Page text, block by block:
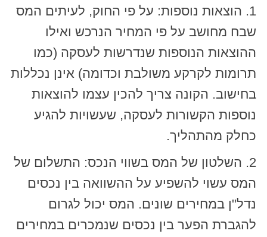
1. הוצאות נוספות: על פי החוק, לעיתים המס
שבח מחושב על פי המחיר הנרכש ואילו
ההוצאות הנוספות שנדרשות לעסקה (כמו
תרומות לקרקע משולבת וכדומה) אינן נכללות
בחישוב. הקונה צריך להכין עצמו להוצאות
נוספות הקשורות לעסקה, שעשויות להגיע
כחלק מהתהליך.
2. השלטון של המס בשווי הנכס: התשלום של
המס עשוי להשפיע על ההשוואה בין נכסים
נדל"ן במחירים שונים. המס יכול לגרום
להגברת הפער בין נכסים שנמכרים במחירים